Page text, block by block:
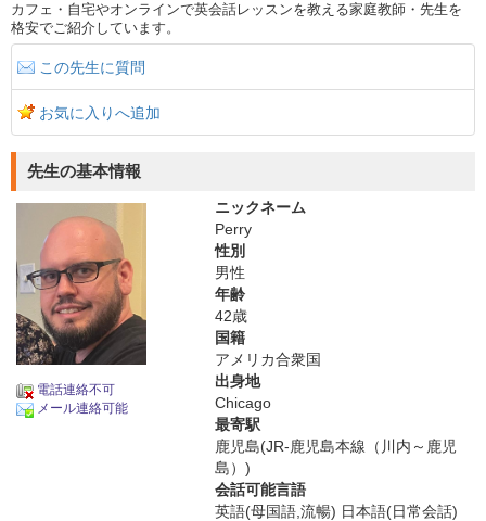
カフェ・自宅やオンラインで英会話レッスンを教える家庭教師・先生を
格安でご紹介しています。
この先生に質問
お気に入りへ追加
先生の基本情報
電話連絡不可
メール連絡可能
ニックネーム
Perry
性別
男性
年齢
42歳
国籍
アメリカ合衆国
出身地
Chicago
最寄駅
鹿児島(JR-鹿児島本線（川内～鹿児
島）)
会話可能言語
英語(母国語,流暢) 日本語(日常会話)